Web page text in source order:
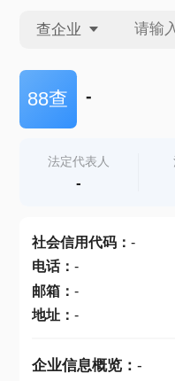
查企业
查企业
查产地
88查 -
法定代表人
-
社会信用代码： -
电话： -
邮箱： -
地址： -
企业信息概览： -